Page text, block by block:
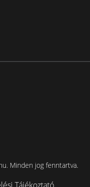
Minden jog fenntartva.